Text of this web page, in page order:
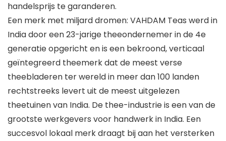
handelsprijs te garanderen.
Een merk met miljard dromen: VAHDAM Teas werd in
India door een 23-jarige theeondernemer in de 4e
generatie opgericht en is een bekroond, verticaal
geïntegreerd theemerk dat de meest verse
theebladeren ter wereld in meer dan 100 landen
rechtstreeks levert uit de meest uitgelezen
theetuinen van India. De thee-industrie is een van de
grootste werkgevers voor handwerk in India. Een
succesvol lokaal merk draagt bij aan het versterken